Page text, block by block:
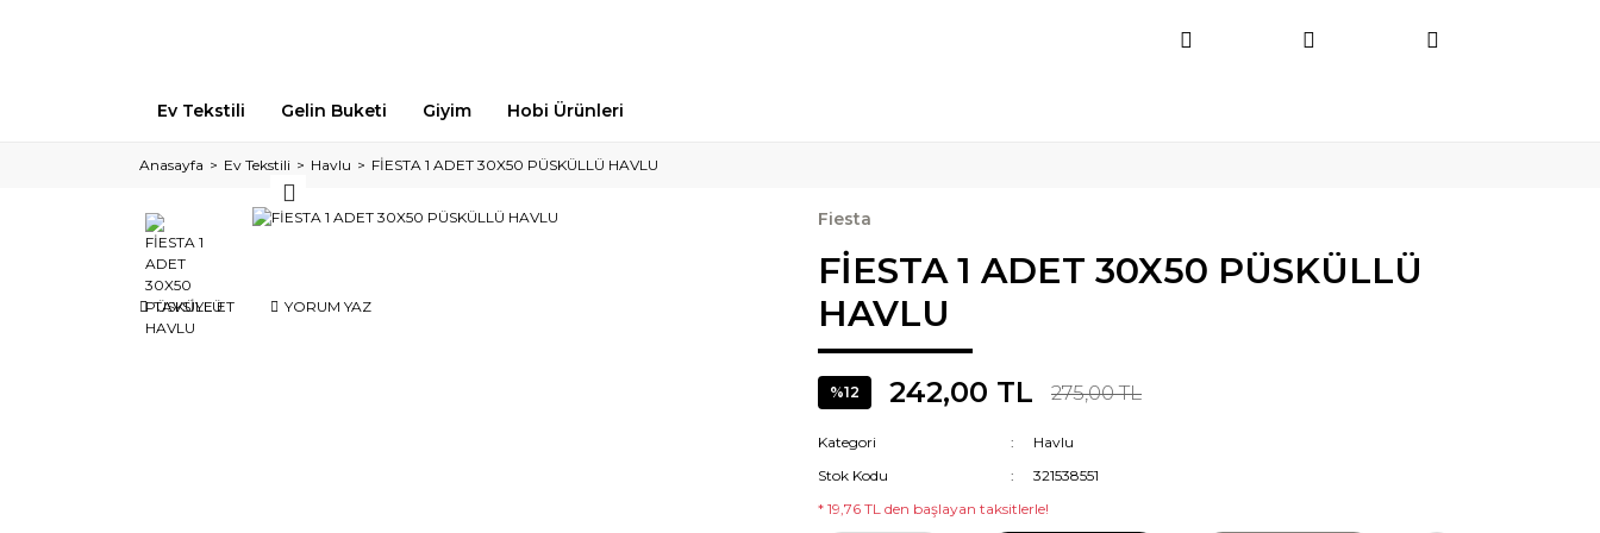
Ev Tekstili Gelin Buketi Giyim Hobi Ürünleri
Anasayfa Ev Tekstili Havlu FİESTA 1 ADET 30X50 PÜSKÜLLÜ HAVLU
TAVSİYE ET YORUM YAZ
Fiesta
FİESTA 1 ADET 30X50 PÜSKÜLLÜ
HAVLU
%12 242,00 TL 275,00 TL
Kategori
Havlu
Stok Kodu
321538551
* 19,76 TL den başlayan taksitlerle!